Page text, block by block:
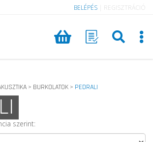
BELÉPÉS REGISZTRÁCIÓ
> BURKOLATOK > PEDRALI
szerint: